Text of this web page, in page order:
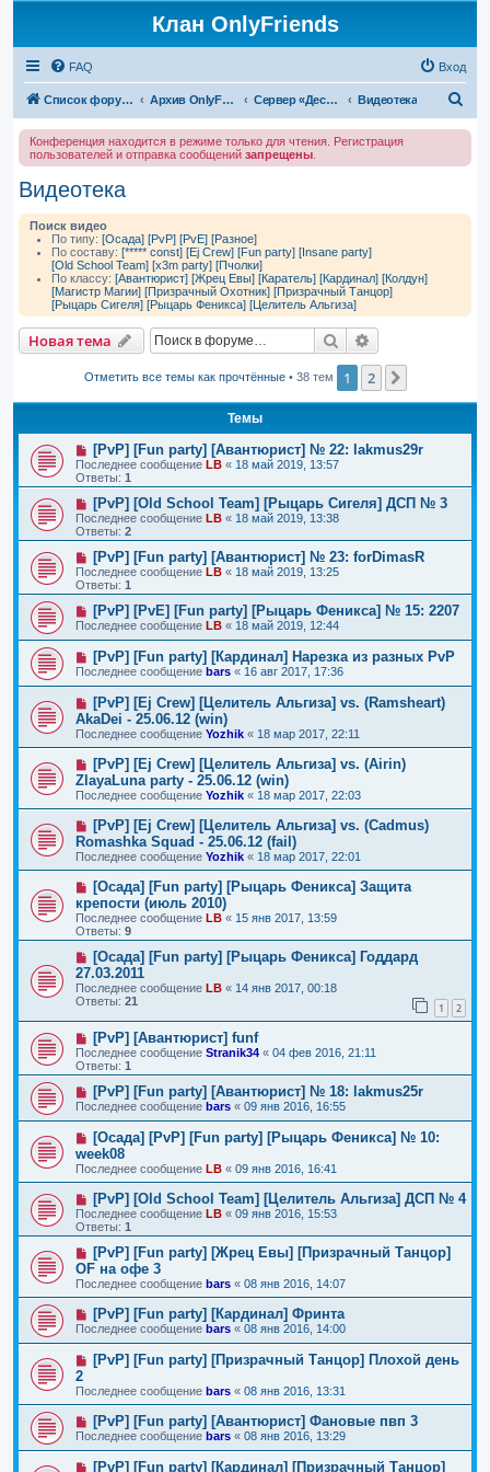
Клан OnlyFriends
FAQ Вход
Список форумов Архив OnlyFriends Сервер «Десперион» Видеотека
Конференция находится в режиме только для чтения. Регистрация
пользователей и отправка сообщений запрещены
Видеотека
Поиск видео
По типу: [Осада] [PvP] [PvE] [Разное]
По составу: [***** const] [Ej Crew] [Fun party] [Insane party]
[Old School Team] [x3m party] [Пчолки]
По классу: [Авантюрист] [Жрец Евы] [Каратель] [Кардинал] [Колдун]
[Магистр Магии] [Призрачный Охотник] [Призрачный Танцор]
[Рыцарь Сигеля] [Рыцарь Феникса] [Целитель Альгиза]
Новая тема Поиск
Отметить все темы как прочтённые• 38 тем 1 2
Темы
[PvP] [Fun party] [Авантюрист] № 22: lakmus29r
Последнее сообщение LB « 18 май 2019, 13:57
Ответы: 1
[PvP] [Old School Team] [Рыцарь Сигеля] ДСП № 3
Последнее сообщение LB « 18 май 2019, 13:38
Ответы: 2
[PvP] [Fun party] [Авантюрист] № 23: forDimasR
Последнее сообщение LB « 18 май 2019, 13:25
Ответы: 1
[PvP] [PvE] [Fun party] [Рыцарь Феникса] № 15: 2207
Последнее сообщение LB « 18 май 2019, 12:44
[PvP] [Fun party] [Кардинал] Нарезка из разных PvP
Последнее сообщение bars « 16 авг 2017, 17:36
[PvP] [Ej Crew] [Целитель Альгиза] vs. (Ramsheart)
AkaDei - 25.06.12 (win)
Последнее сообщение Yozhik « 18 мар 2017, 22:11
[PvP] [Ej Crew] [Целитель Альгиза] vs. (Airin)
ZlayaLuna party - 25.06.12 (win)
Последнее сообщение Yozhik « 18 мар 2017, 22:03
[PvP] [Ej Crew] [Целитель Альгиза] vs. (Cadmus)
Romashka Squad - 25.06.12 (fail)
Последнее сообщение Yozhik « 18 мар 2017, 22:01
[Осада] [Fun party] [Рыцарь Феникса] Защита
крепости (июль 2010)
Последнее сообщение LB « 15 янв 2017, 13:59
Ответы: 9
[Осада] [Fun party] [Рыцарь Феникса] Годдард
27.03.2011
Последнее сообщение LB « 14 янв 2017, 00:18
Ответы: 21 1 2
[PvP] [Авантюрист] funf
Последнее сообщение Stranik34 « 04 фев 2016, 21:11
Ответы: 1
[PvP] [Fun party] [Авантюрист] № 18: lakmus25r
Последнее сообщение bars « 09 янв 2016, 16:55
[Осада] [PvP] [Fun party] [Рыцарь Феникса] № 10:
week08
Последнее сообщение LB « 09 янв 2016, 16:41
[PvP] [Old School Team] [Целитель Альгиза] ДСП № 4
Последнее сообщение LB « 09 янв 2016, 15:53
Ответы: 1
[PvP] [Fun party] [Жрец Евы] [Призрачный Танцор]
OF на офе 3
Последнее сообщение bars « 08 янв 2016, 14:07
[PvP] [Fun party] [Кардинал] Фринта
Последнее сообщение bars « 08 янв 2016, 14:00
[PvP] [Fun party] [Призрачный Танцор] Плохой день
2
Последнее сообщение bars « 08 янв 2016, 13:31
[PvP] [Fun party] [Авантюрист] Фановые пвп 3
Последнее сообщение bars « 08 янв 2016, 13:29
[PvP] [Fun party] [Кардинал] [Призрачный Танцор]